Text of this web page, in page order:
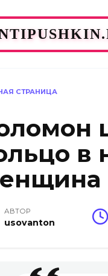
СТРАНИЦА
в
АВТОР
usovanton